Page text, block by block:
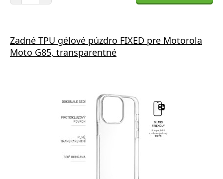
Zadné TPU gélové púzdro FIXED pre Motorola
Moto G85, transparentné